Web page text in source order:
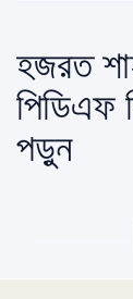
হজরত
পিডিএফ
পড়ুন